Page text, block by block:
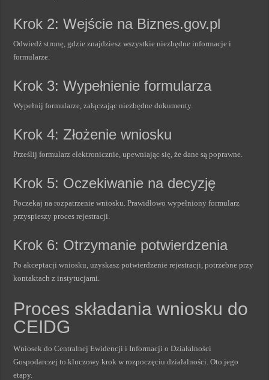
Krok 2: Wejście na Biznes.gov.pl
Odwiedź stronę, gdzie znajdziesz wszystkie niezbędne informacje i
formularze.
Krok 3: Wypełnienie formularza
Wypełnij formularze, załączając niezbędne dokumenty.
Krok 4: Złożenie wniosku
Prześlij formularz elektronicznie, upewniając się, że dane są poprawne.
Krok 5: Oczekiwanie na decyzję
Poczekaj na rozpatrzenie wniosku. Prawidłowo wypełniony formularz
przyspieszy proces rejestracji.
Krok 6: Otrzymanie potwierdzenia
Po akceptacji wniosku, uzyskasz potwierdzenie rejestracji, potrzebne przy
kontaktach z instytucjami.
Proces składania wniosku do
CEIDG
Wniosek do Centralnej Ewidencji i Informacji o Działalności
Gospodarczej to kluczowy krok w rozpoczęciu działalności. Oto jego
etapy.